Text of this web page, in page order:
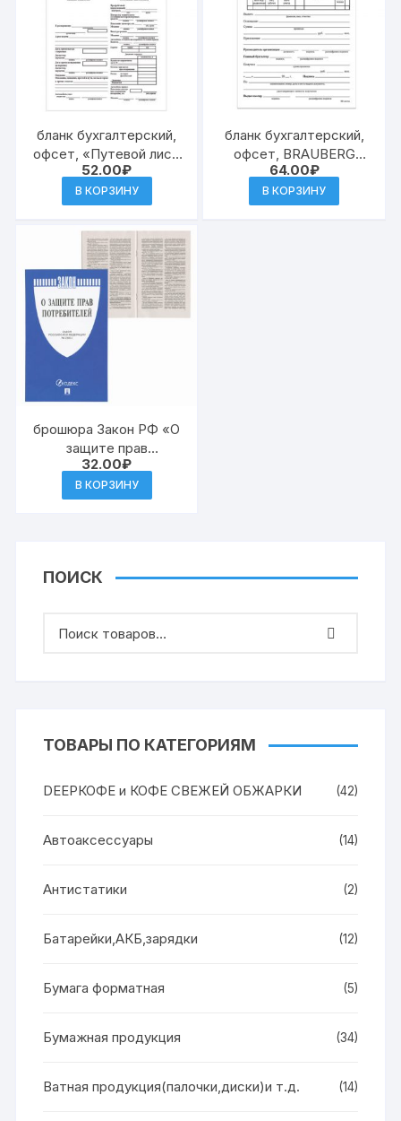
бланк бухгалтерский,
офсет, «Путевой лист
легкового
автомобиля», А5
(135х195 мм), СПАЙК
52.00₽
В КОРЗИНУ
бланк бухгалтерский,
офсет, BRAUBERG
«Расходный кассовый
ордер», А5, 135х195
мм(20)
64.00₽
В КОРЗИНУ
брошюра Закон РФ «О
защите прав
потребителей»[СА]
32.00₽
В КОРЗИНУ
ПОИСК
ТОВАРЫ ПО КАТЕГОРИЯМ
DEEPКОФЕ и КОФЕ СВЕЖЕЙ ОБЖАРКИ (42)
Автоаксессуары (14)
Антистатики (2)
Батарейки,АКБ,зарядки (12)
Бумага форматная (5)
Бумажная продукция (34)
Ватная продукция(палочки,диски)и т.д. (14)